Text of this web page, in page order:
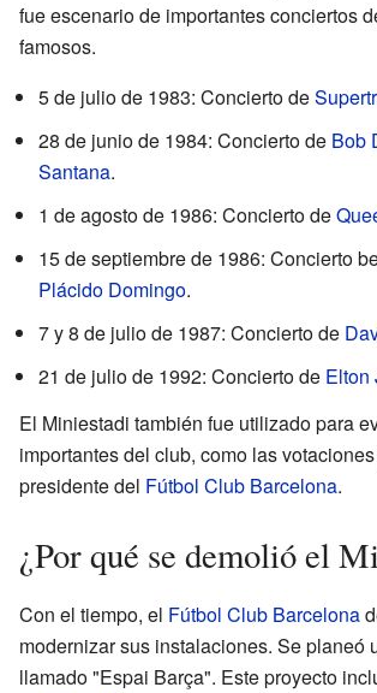
fue escenario de importantes conciertos
famosos.
5 de julio de 1983: Concierto de
28 de junio de 1984: Concierto de Bob
Santana.
1 de agosto de 1986: Concierto de
15 de septiembre de 1986: Concierto
Plácido Domingo.
7 y 8 de julio de 1987: Concierto de
21 de julio de 1992: Concierto de Elton
El Miniestadi también fue utilizado para
importantes del club, como las
presidente del Fútbol Club Barcelona.
¿Por qué se demolió el
Con el tiempo, el Fútbol Club Barcelona
modernizar sus instalaciones. Se planeó
llamado "Espai Barça". Este proyecto